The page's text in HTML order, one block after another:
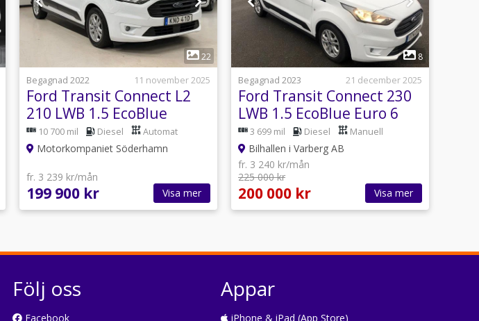
1
22
Begagnad 2022
11 november 2025
Ford Transit Connect L2
210 LWB 1.5 EcoBlue
SelectShift Euro 6
10 700 mil Diesel Automat
Motorkompaniet Söderhamn
fr. 3 239 kr/mån
199 900 kr Visa mer
1
8
Begagnad 2023
21 december 2025
Ford Transit Connect 230
LWB 1.5 EcoBlue Euro 6
3 699 mil Diesel Manuell
Bilhallen i Varberg AB
fr. 3 240 kr/mån
225 000 kr
200 000 kr Visa mer
Följ oss
Facebook
Appar
iPhone & iPad (App Store)